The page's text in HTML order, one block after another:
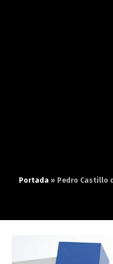
Portada» Pedro Castillo